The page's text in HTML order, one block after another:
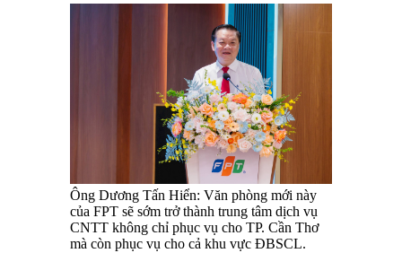
Ông Dương Tấn Hiển: Văn phòng mới này
của FPT sẽ sớm trở thành trung tâm dịch vụ
CNTT không chỉ phục vụ cho TP. Cần Thơ
mà còn phục vụ cho cả khu vực ĐBSCL.